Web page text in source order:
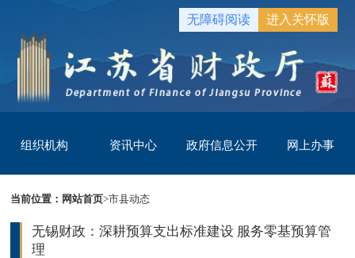
无障碍阅读 进入关怀版
组织机构 资讯中心 政府信息公开 网上办事
当前位置： 网站首页>市县动态
无锡财政：深耕预算支出标准建设 服务零基预算管
理